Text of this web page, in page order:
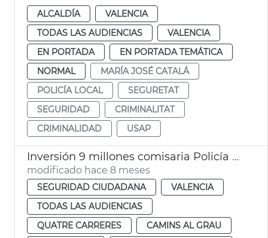
ALCALDÍA
VALENCIA
TODAS LAS AUDIENCIAS
VALENCIA
EN PORTADA
EN PORTADA TEMÁTICA
NORMAL
MARÍA JOSÉ CATALÁ
POLICÍA LOCAL
SEGURETAT
SEGURIDAD
CRIMINALITAT
CRIMINALIDAD
USAP
Inversión 9 millones comisaria Policía Local Malilla València
modificado hace 8 meses
SEGURIDAD CIUDADANA
VALENCIA
TODAS LAS AUDIENCIAS
QUATRE CARRERES
CAMINS AL GRAU